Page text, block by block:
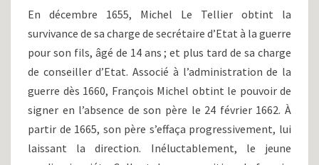
En décembre 1655, Michel Le Tellier obtint la
survivance de sa charge de secrétaire d’Etat à la guerre
pour son fils, âgé de 14 ans ; et plus tard de sa charge
de conseiller d’Etat. Associé à l’administration de la
guerre dès 1660, François Michel obtint le pouvoir de
signer en l’absence de son père le 24 février 1662. À
partir de 1665, son père s’effaça progressivement, lui
laissant la direction. Inéluctablement, le jeune